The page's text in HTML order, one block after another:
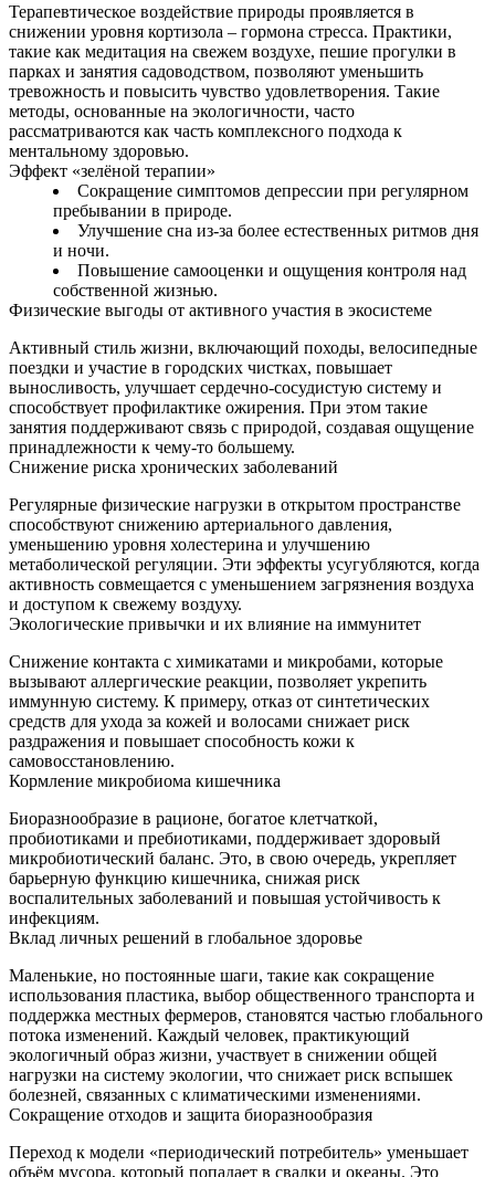
Терапевтическое воздействие природы проявляется в
снижении уровня кортизола – гормона стресса. Практики,
такие как медитация на свежем воздухе, пешие прогулки в
парках и занятия садоводством, позволяют уменьшить
тревожность и повысить чувство удовлетворения. Такие
методы, основанные на экологичности, часто
рассматриваются как часть комплексного подхода к
ментальному здоровью.
Эффект «зелёной терапии»
Сокращение симптомов депрессии при регулярном
пребывании в природе.
Улучшение сна из-за более естественных ритмов дня
и ночи.
Повышение самооценки и ощущения контроля над
собственной жизнью.
Физические выгоды от активного участия в экосистеме
Активный стиль жизни, включающий походы, велосипедные
поездки и участие в городских чистках, повышает
выносливость, улучшает сердечно-сосудистую систему и
способствует профилактике ожирения. При этом такие
занятия поддерживают связь с природой, создавая ощущение
принадлежности к чему‑то большему.
Снижение риска хронических заболеваний
Регулярные физические нагрузки в открытом пространстве
способствуют снижению артериального давления,
уменьшению уровня холестерина и улучшению
метаболической регуляции. Эти эффекты усугубляются, когда
активность совмещается с уменьшением загрязнения воздуха
и доступом к свежему воздуху.
Экологические привычки и их влияние на иммунитет
Снижение контакта с химикатами и микробами, которые
вызывают аллергические реакции, позволяет укрепить
иммунную систему. К примеру, отказ от синтетических
средств для ухода за кожей и волосами снижает риск
раздражения и повышает способность кожи к
самовосстановлению.
Кормление микробиома кишечника
Биоразнообразие в рационе, богатое клетчаткой,
пробиотиками и пребиотиками, поддерживает здоровый
микробиотический баланс. Это, в свою очередь, укрепляет
барьерную функцию кишечника, снижая риск
воспалительных заболеваний и повышая устойчивость к
инфекциям.
Вклад личных решений в глобальное здоровье
Маленькие, но постоянные шаги, такие как сокращение
использования пластика, выбор общественного транспорта и
поддержка местных фермеров, становятся частью глобального
потока изменений. Каждый человек, практикующий
экологичный образ жизни, участвует в снижении общей
нагрузки на систему экологии, что снижает риск вспышек
болезней, связанных с климатическими изменениями.
Сокращение отходов и защита биоразнообразия
Переход к модели «периодический потребитель» уменьшает
объём мусора, который попадает в свалки и океаны. Это